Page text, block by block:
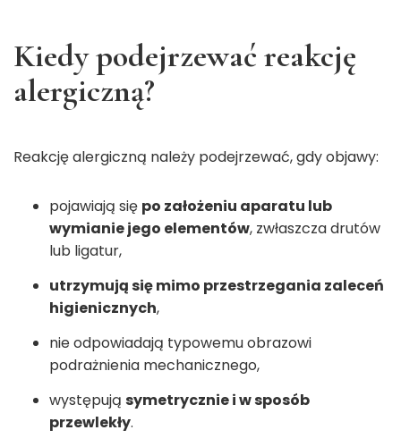
Kiedy podejrzewać reakcję
alergiczną?
Reakcję alergiczną należy podejrzewać, gdy objawy:
pojawiają się po założeniu aparatu lub
wymianie jego elementów, zwłaszcza drutów
lub ligatur,
utrzymują się mimo przestrzegania zaleceń
higienicznych,
nie odpowiadają typowemu obrazowi
podrażnienia mechanicznego,
występują symetrycznie i w sposób
przewlekły.